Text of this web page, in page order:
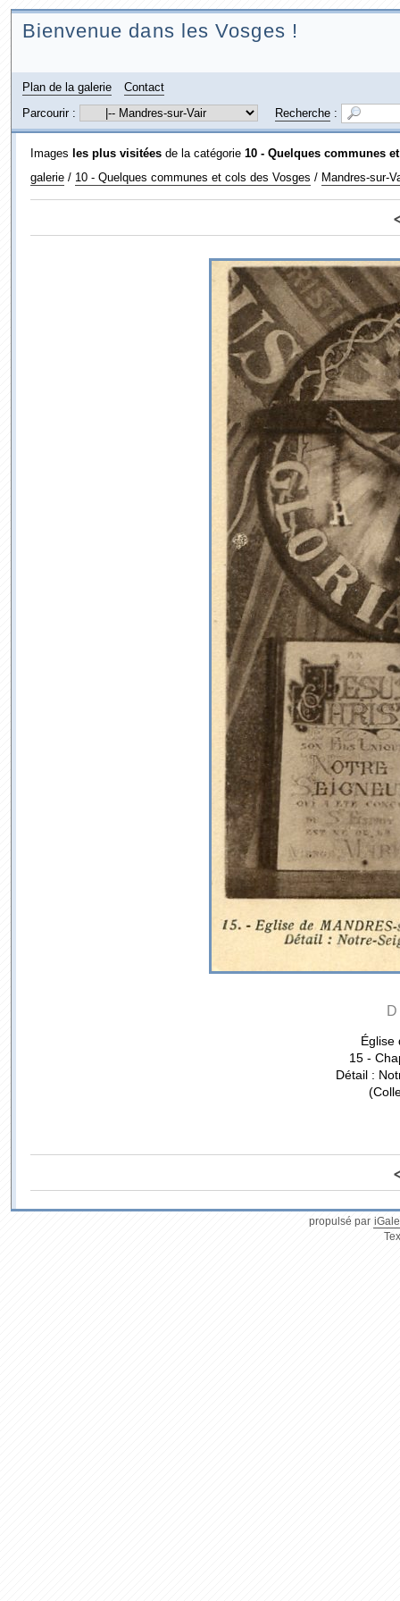
Bienvenue dans les Vosges !
Plan de la galerie
Contact
Parcourir :
Recherche:
Images les plus visitéesde la catégorie 10 - Quelques communes
galerie/ 10 - Quelques communes et cols des Vosges / Mandres-sur-
Église
15 -
Détail :
propulsé par